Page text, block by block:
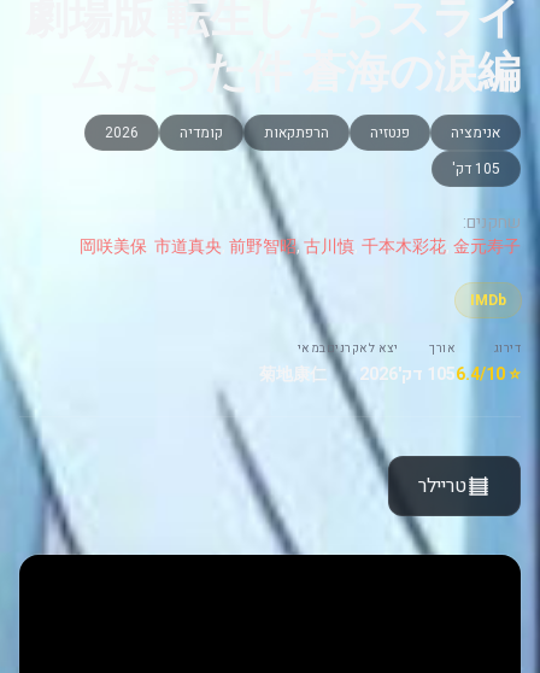
劇場版 転生したらスライ
ムだった件 蒼海の涙編
אנימציה פנטזיה הרפתקאות קומדיה
2026
105 דק'
שחקנים:
岡咲美保 市道真央 前野智昭,古川慎,千本木彩花,金元寿子
IMDb
דירוג
⭐ 6.4/10
אורך
105 דק'
יצא לאקרנים
2026
במאי
菊地康仁
טריילר